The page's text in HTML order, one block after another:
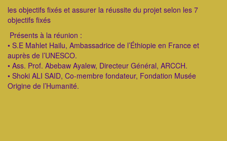
les objectifs fixés et assurer la réussite du projet selon les 7
objectifs fixés
Présents à la réunion :
• S.E Mahlet Hailu, Ambassadrice de l’Éthiopie en France et
auprès de l’UNESCO.
• Ass. Prof. Abebaw Ayalew, Directeur Général, ARCCH.
• Shoki ALI SAID, Co-membre fondateur, Fondation Musée
Origine de l’Humanité.